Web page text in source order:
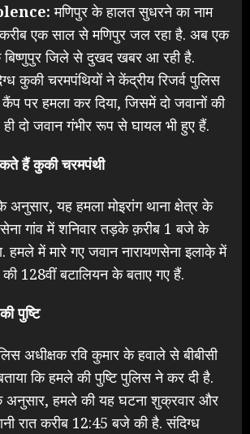
मणिपुर के हालत सुधरने का नाम
एक साल से मणिपुर जल रहा है. अब एक
बिष्णुपुर जिले से दुखद खबर आ रही है.
कुकी चरमपंथियों ने केंद्रीय रिजर्व पुलिस
पर हमला कर दिया, जिसमें दो जवानों की
दो जवान गंभीर रूप से घायल भी हुए हैं.
हैं कुकी चरमपंथी
के अनुसार, यह हमला मोइरांग थाना क्षेत्र के
गांव में शनिवार तड़के क़रीब 1 बजे के
हमले में मारे गए जवान नारायणसेना इलाके़ में
128वीं बटालियन के बताए गए हैं.
पुष्टि
अधीक्षक रवि कुमार के हवाले से बीबीसी
कि हमले की पुष्टि पुलिस ने कर दी है.
अनुसार, हमले की यह घटना शुक्रवार और
रात करीब 12:45 बजे की है. संदिग्ध